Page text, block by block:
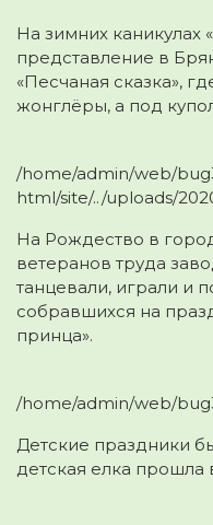
На зимних
представление в
«Песчаная сказка»,
жонглёры, а под
/home/admin/web/
html/site/../uploads/
На Рождество в
ветеранов труда
танцевали, играли и
собравшихся на
принца».
/home/admin/web/
Детские праздники
детская елка прошла